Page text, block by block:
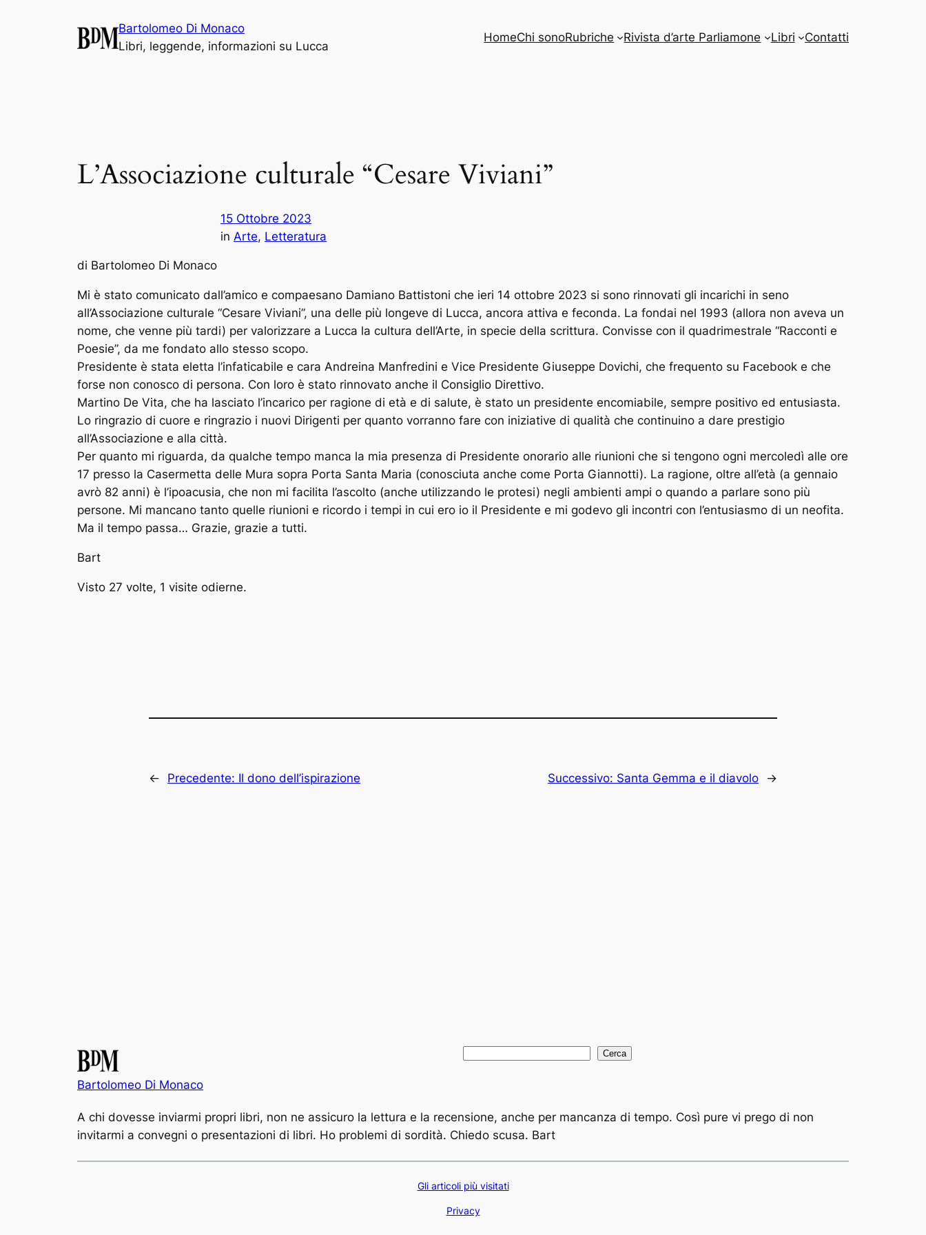
Bartolomeo Di Monaco
Libri, leggende, informazioni su Lucca
HomeChi sonoRubriche Rivista d’arte Parliamone Libri Contatti
L’Associazione culturale “Cesare Viviani”
15 Ottobre 2023
in Arte, Letteratura
di Bartolomeo Di Monaco
Mi è stato comunicato dall’amico e compaesano Damiano Battistoni che ieri 14 ottobre 2023 si sono rinnovati gli incarichi in seno
all’Associazione culturale “Cesare Viviani”, una delle più longeve di Lucca, ancora attiva e feconda. La fondai nel 1993 (allora non aveva un
nome, che venne più tardi) per valorizzare a Lucca la cultura dell’Arte, in specie della scrittura. Convisse con il quadrimestrale “Racconti e
Poesie”, da me fondato allo stesso scopo.
Presidente è stata eletta l’infaticabile e cara Andreina Manfredini e Vice Presidente Giuseppe Dovichi, che frequento su Facebook e che
forse non conosco di persona. Con loro è stato rinnovato anche il Consiglio Direttivo.
Martino De Vita, che ha lasciato l’incarico per ragione di età e di salute, è stato un presidente encomiabile, sempre positivo ed entusiasta.
Lo ringrazio di cuore e ringrazio i nuovi Dirigenti per quanto vorranno fare con iniziative di qualità che continuino a dare prestigio
all’Associazione e alla città.
Per quanto mi riguarda, da qualche tempo manca la mia presenza di Presidente onorario alle riunioni che si tengono ogni mercoledì alle ore
17 presso la Casermetta delle Mura sopra Porta Santa Maria (conosciuta anche come Porta Giannotti). La ragione, oltre all’età (a gennaio
avrò 82 anni) è l’ipoacusia, che non mi facilita l’ascolto (anche utilizzando le protesi) negli ambienti ampi o quando a parlare sono più
persone. Mi mancano tanto quelle riunioni e ricordo i tempi in cui ero io il Presidente e mi godevo gli incontri con l’entusiasmo di un neofita.
Ma il tempo passa… Grazie, grazie a tutti.
Bart
Visto 27 volte, 1 visite odierne.
← Precedente: Il dono dell’ispirazione Successivo: Santa Gemma e il diavolo →
Bartolomeo Di Monaco
a
Cerca
A chi dovesse inviarmi propri libri, non ne assicuro la lettura e la recensione, anche per mancanza di tempo. Così pure vi prego di non
invitarmi a convegni o presentazioni di libri. Ho problemi di sordità. Chiedo scusa. Bart
Gli articoli più visitati
Privacy